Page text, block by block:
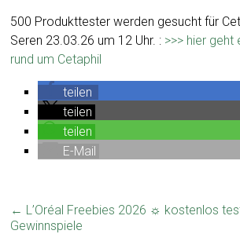
500 Produkttester werden gesucht für
Seren 23.03.26 um 12 Uhr. : >>> hier geht
rund um Cetaphil
teilen
teilen
teilen
E-Mail
← L’Oréal Freebies 2026 ☼ kostenlos
Gewinnspiele